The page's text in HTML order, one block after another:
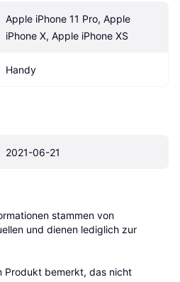
Apple iPhone 11 Pro, Apple
iPhone X, Apple iPhone XS
Handy
2021-06-21
stammen von
und dienen lediglich zur
Produkt bemerkt, das nicht